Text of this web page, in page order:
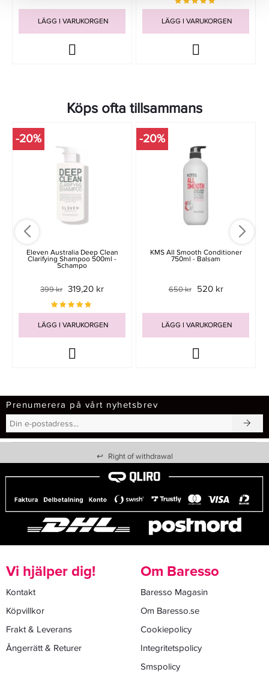
LÄGG I VARUKORGEN LÄGG I VARUKORGEN
Köps ofta tillsammans
-20%
Eleven Australia Deep Clean
Clarifying Shampoo 500ml -
Schampo
399 kr 319,20 kr
LÄGG I VARUKORGEN
-20%
KMS All Smooth Conditioner
750ml - Balsam
650 kr 520 kr
LÄGG I VARUKORGEN
Prenumerera på vårt nyhetsbrev
↩ Right of withdrawal
Vi hjälper dig!
Kontakt
Köpvillkor
Frakt & Leverans
Ångerrätt & Returer
Om Baresso
Baresso Magasin
Om Baresso.se
Cookiepolicy
Integritetspolicy
Smspolicy